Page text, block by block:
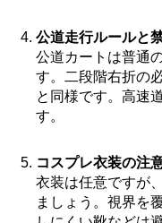
公道走行ルールと
公道カートは普通
す。二段階右折の
と同様です。高速
す。
コスプレ衣装の注
衣装は任意ですが
ましょう。視界を